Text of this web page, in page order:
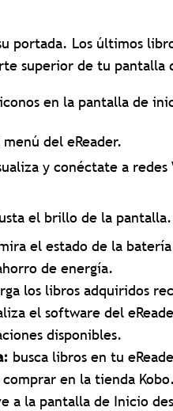
portada. Los últimos
superior de tu pantalla
en la pantalla de
del eReader.
y conéctate a redes
el brillo de la pantalla.
el estado de la
de energía.
los libros adquiridos
el software del
disponibles.
busca libros en tu
en la tienda
a la pantalla de Inicio